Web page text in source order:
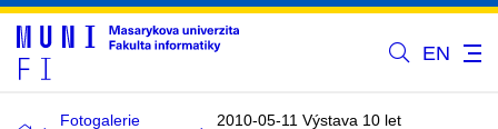
EN
Fotogalerie
2010-05-11 Výstava 10 let